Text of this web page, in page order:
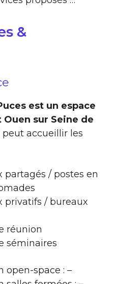
&
est un espace
sur Seine de
accueillir les
partagés / postes en
privatifs / bureaux
réunion
séminaires
open-space : –